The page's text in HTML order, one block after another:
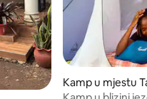
Kamp u mjestu